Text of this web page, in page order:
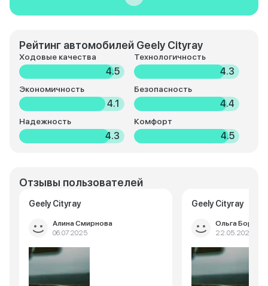
Рейтинг автомобилей Geely Cityray
Ходовые качества
4.5
Технологичность
4.3
Экономичность
4.1
Безопасность
4.4
Надежность
4.3
Комфорт
4.5
Отзывы пользователей
Geely Cityray
Алина Смирнова
06.07.2025
Geely Cityray
Ольга
22.05.2025